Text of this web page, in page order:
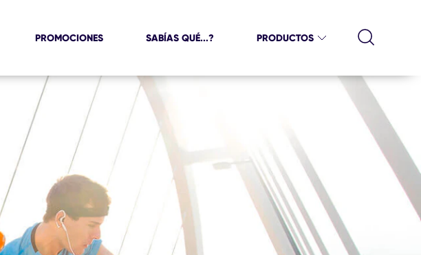
PROMOCIONES SABÍAS QUÉ...? PRODUCTOS